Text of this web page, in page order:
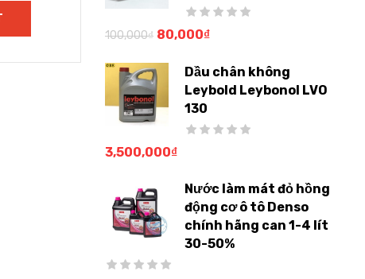
100,000₫ 80,000₫
Dầu chân không
Leybold Leybonol LVO
130
3,500,000₫
Nước làm mát đỏ hồng
động cơ ô tô Denso
chính hãng can 1-4 lít
30-50%